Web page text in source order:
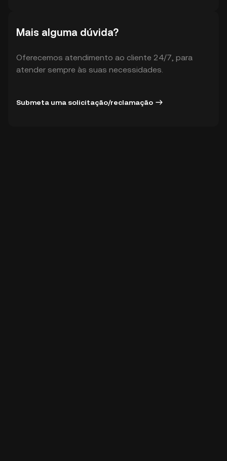
Mais alguma dúvida?
Oferecemos atendimento ao cliente 24/7, para
atender sempre às suas necessidades.
Submeta uma solicitação/reclamação